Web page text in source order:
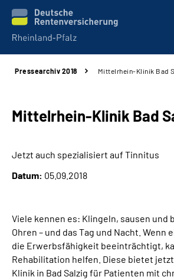
Beratung
Karriere
Über uns
Inhalte in Gebärdensprache (DGS)
Pressearchiv 2018 Mittelrhein-Klinik Bad
Mittelrhein-Klinik Bad
Jetzt auch spezialisiert auf Tinnitus
Datum: 05.09.2018
Viele kennen es: Klingeln, sausen und
Ohren – und das Tag und Nacht. Wenn
die Erwerbsfähigkeit beeinträchtigt,
Rehabilitation helfen. Diese bietet
Klinik in Bad Salzig für Patienten mit